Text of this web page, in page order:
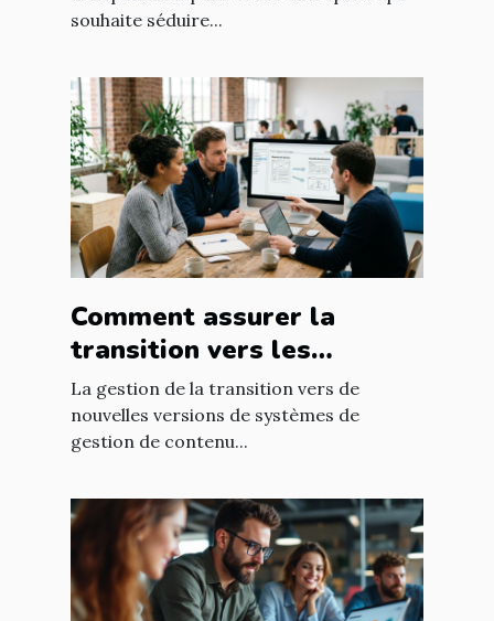
souhaite séduire...
Comment assurer la
transition vers les
nouvelles versions de
systèmes de gestion de
contenu ?
La gestion de la transition vers de
nouvelles versions de systèmes de
gestion de contenu...